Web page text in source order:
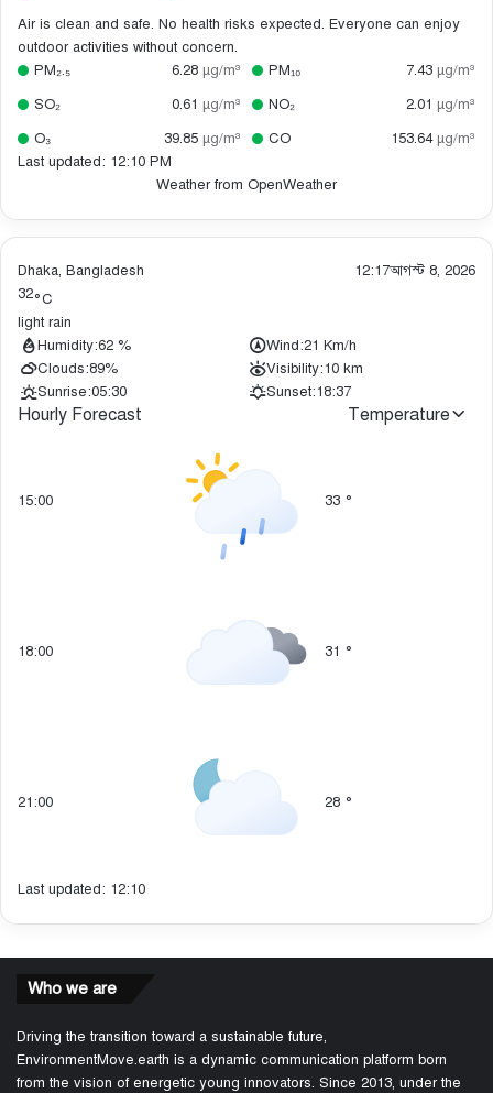
Air is clean and safe. No health risks expected. Everyone can enjoy
outdoor activities without concern.
PM₂.₅
6.28 µg/m³ PM₁₀ 7.43 µg/m³
SO₂
0.61 µg/m³ NO₂ 2.01 µg/m³
O₃
39.85 µg/m³ CO 153.64 µg/m³
Last updated: 12:10 PM
Weather from OpenWeather
Dhaka, Bangladesh 12:17আগস্ট 8, 2026
32°C
light rain
Humidity:62 % Wind:21 Km/h
Clouds:89% Visibility:10 km
Sunrise:05:30 Sunset:18:37
Hourly Forecast Temperature
15:00 33 °
18:00 31 °
21:00 28 °
Last updated: 12:10
Who we are
Driving the transition toward a sustainable future,
EnvironmentMove.earth is a dynamic communication platform born
from the vision of energetic young innovators. Since 2013, under the